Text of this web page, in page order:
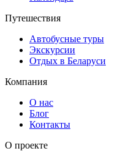
Путешествия
Автобусные туры
Экскурсии
Отдых в Беларуси
Компания
О нас
Блог
Контакты
О проекте